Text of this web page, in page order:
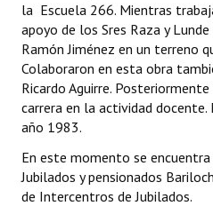
la Escuela 266. Mientras
apoyo de los Sres Raza y
Ramón Jiménez en un terreno
Colaboraron en esta obra
Ricardo Aguirre.
carrera en la actividad
año 1983.
En este momento se
Jubilados y pensionados
de Intercentros de Jubilados.